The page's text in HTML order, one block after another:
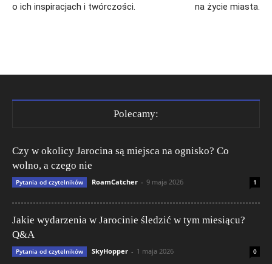
o ich inspiracjach i twórczości.
na życie miasta.
Polecamy:
Czy w okolicy Jarocina są miejsca na ognisko? Co
wolno, a czego nie
Pytania od czytelników RoamCatcher - 9 maja 2026 1
Jakie wydarzenia w Jarocinie śledzić w tym miesiącu?
Q&A
Pytania od czytelników SkyHopper - 1 maja 2026 0